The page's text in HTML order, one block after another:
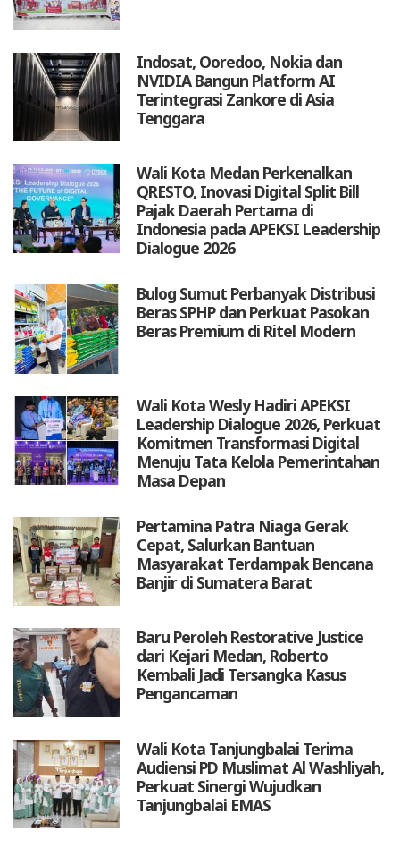
Indosat, Ooredoo, Nokia dan
NVIDIA Bangun Platform AI
Terintegrasi Zankore di Asia
Tenggara
Wali Kota Medan Perkenalkan
QRESTO, Inovasi Digital Split Bill
Pajak Daerah Pertama di
Indonesia pada APEKSI Leadership
Dialogue 2026
Bulog Sumut Perbanyak Distribusi
Beras SPHP dan Perkuat Pasokan
Beras Premium di Ritel Modern
Wali Kota Wesly Hadiri APEKSI
Leadership Dialogue 2026, Perkuat
Komitmen Transformasi Digital
Menuju Tata Kelola Pemerintahan
Masa Depan
Pertamina Patra Niaga Gerak
Cepat, Salurkan Bantuan
Masyarakat Terdampak Bencana
Banjir di Sumatera Barat
Baru Peroleh Restorative Justice
dari Kejari Medan, Roberto
Kembali Jadi Tersangka Kasus
Pengancaman
Wali Kota Tanjungbalai Terima
Audiensi PD Muslimat Al Washliyah,
Perkuat Sinergi Wujudkan
Tanjungbalai EMAS